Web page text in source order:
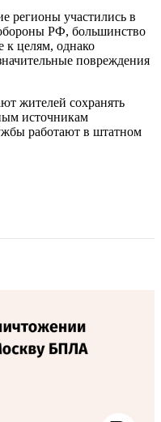
регионы участились в
РФ, большинство
к целям, однако
повреждения
жителей сохранять
источникам
работают в штатном